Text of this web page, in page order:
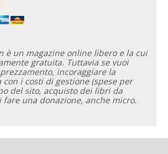
è un magazine online libero e la cui
gratuita. Tuttavia se vuoi
incoraggiare la
i costi di gestione (spese per
del sito, acquisto dei libri da
fare una donazione, anche micro.